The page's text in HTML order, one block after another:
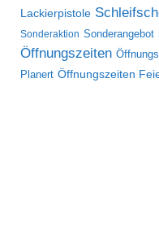
Lackierpistole
Sonderaktion Sonderangebot
Öffnungszeiten
Planert Öffnungszeiten